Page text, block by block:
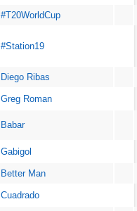
#T20WorldCup
#Station19
Diego Ribas
Greg Roman
Babar
Gabigol
Better Man
Cuadrado